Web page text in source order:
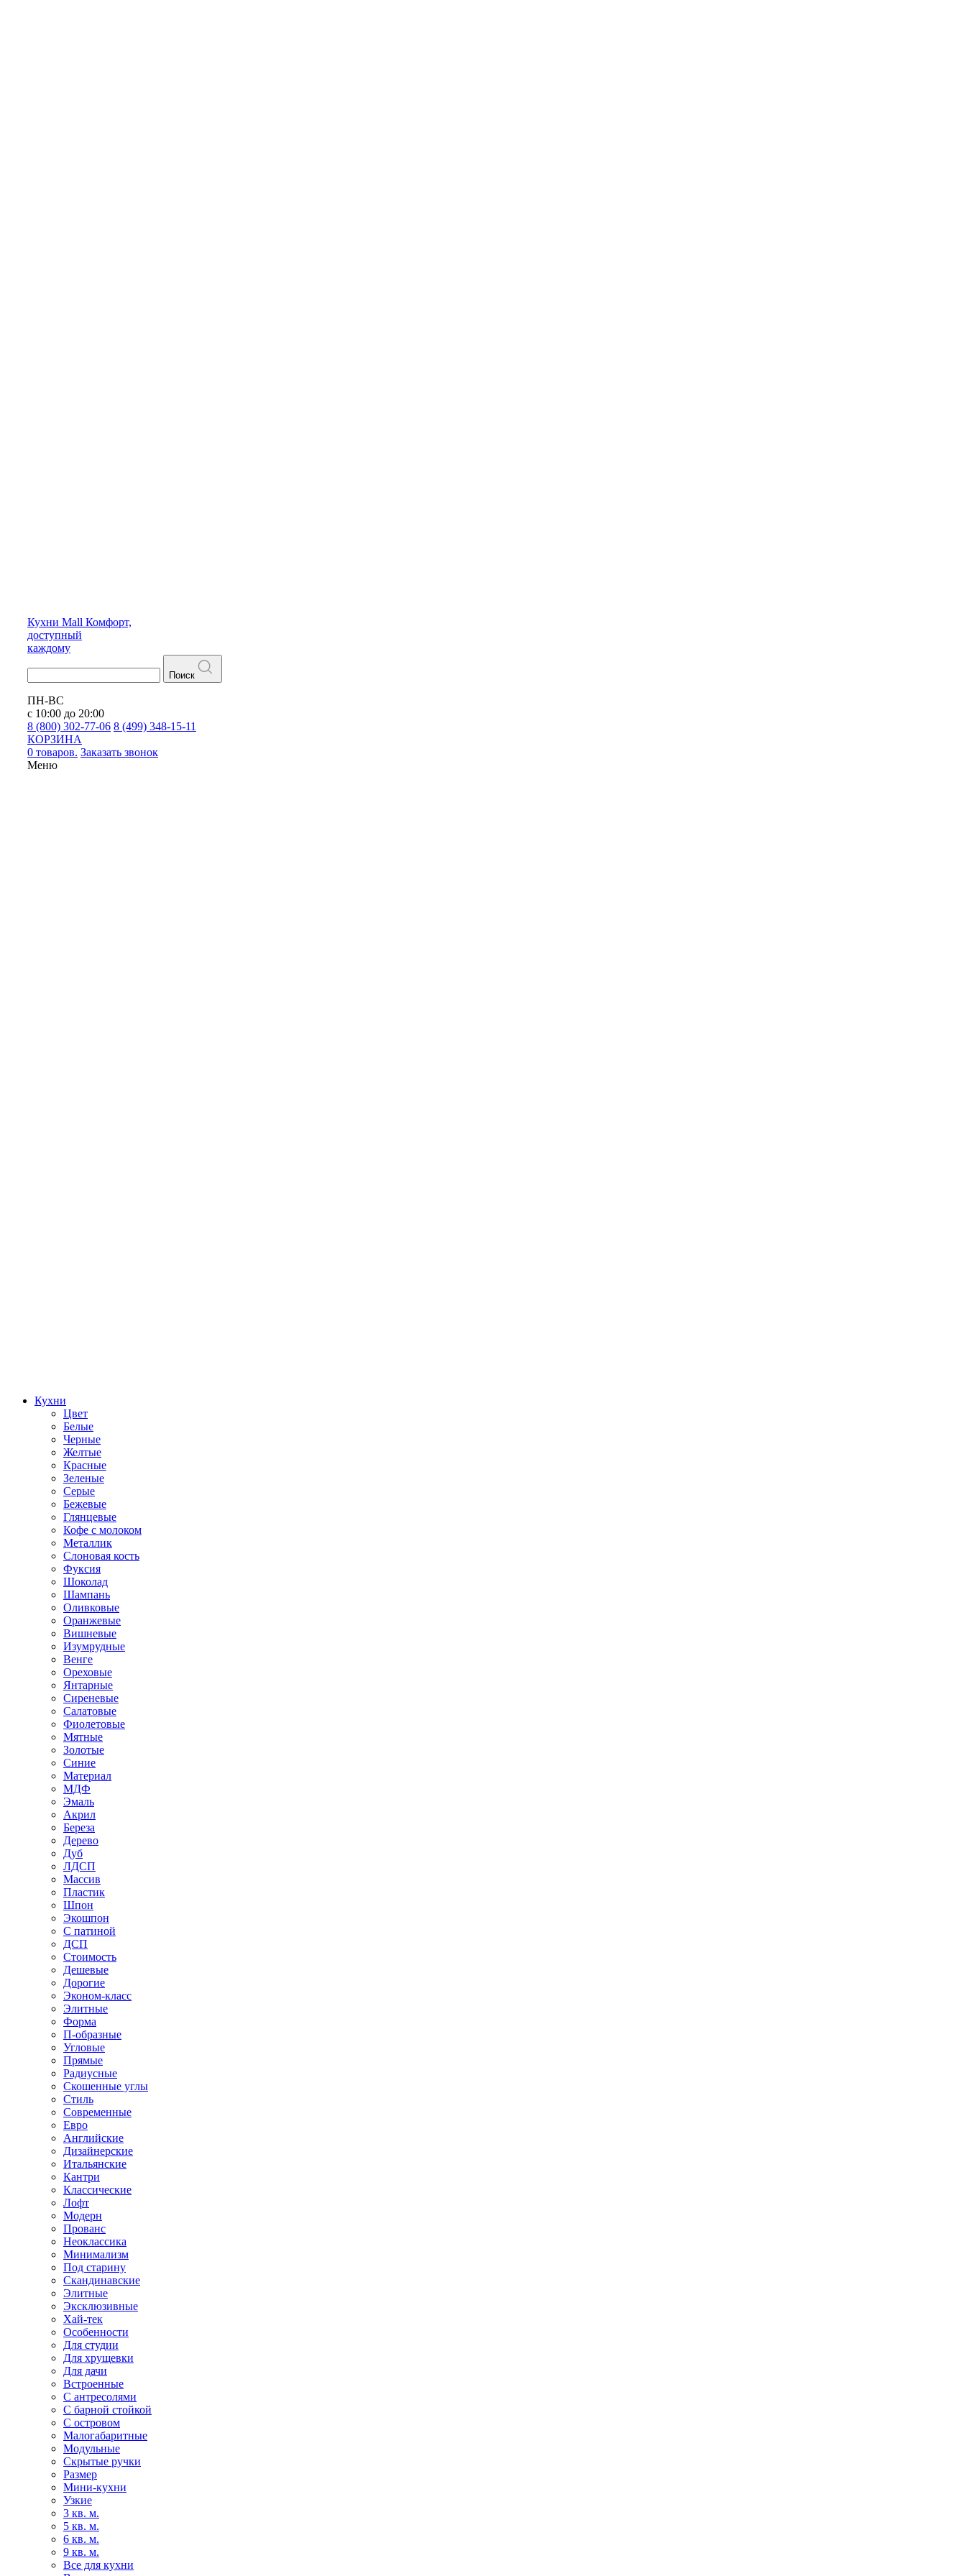
Кухни Mall Комфорт,
доступный
каждому
Поиск
ПН-ВС
с 10:00 до 20:00
8 (800) 302-77-06 8 (499) 348-15-11
КОРЗИНА
0 товаров. Заказать звонок
Меню
Кухни
Цвет
Белые
Черные
Желтые
Красные
Зеленые
Серые
Бежевые
Глянцевые
Кофе с молоком
Металлик
Слоновая кость
Фуксия
Шоколад
Шампань
Оливковые
Оранжевые
Вишневые
Изумрудные
Венге
Ореховые
Янтарные
Сиреневые
Салатовые
Фиолетовые
Мятные
Золотые
Синие
Материал
МДФ
Эмаль
Акрил
Береза
Дерево
Дуб
ЛДСП
Массив
Пластик
Шпон
Экошпон
С патиной
ДСП
Стоимость
Дешевые
Дорогие
Эконом-класс
Элитные
Форма
П-образные
Угловые
Прямые
Радиусные
Скошенные углы
Стиль
Современные
Евро
Английские
Дизайнерские
Итальянские
Кантри
Классические
Лофт
Модерн
Прованс
Неоклассика
Минимализм
Под старину
Скандинавские
Элитные
Эксклюзивные
Хай-тек
Особенности
Для студии
Для хрущевки
Для дачи
Встроенные
С антресолями
С барной стойкой
С островом
Малогабаритные
Модульные
Скрытые ручки
Размер
Мини-кухни
Узкие
3 кв. м.
5 кв. м.
6 кв. м.
9 кв. м.
Все для кухни